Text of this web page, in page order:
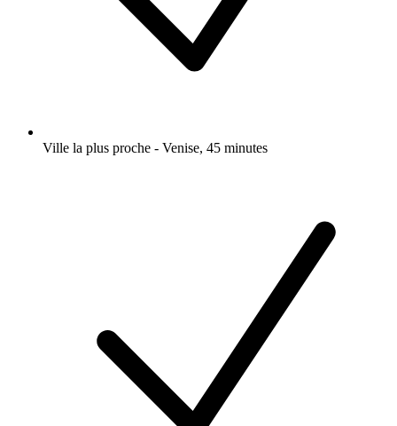
Ville la plus proche - Venise, 45 minutes